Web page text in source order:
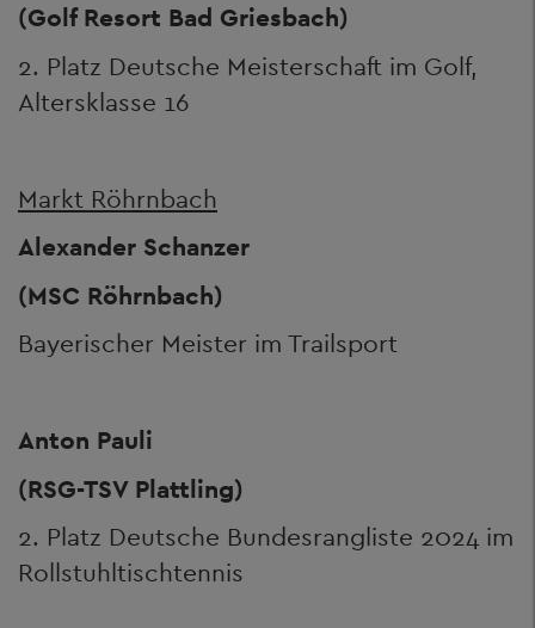
(Golf Resort Bad Griesbach)
2. Platz Deutsche Meisterschaft im Golf,
Altersklasse 16
Markt Röhrnbach
Alexander Schanzer
(MSC Röhrnbach)
Bayerischer Meister im Trailsport
Anton Pauli
(RSG-TSV Plattling)
2. Platz Deutsche Bundesrangliste 2024 im
Rollstuhltischtennis